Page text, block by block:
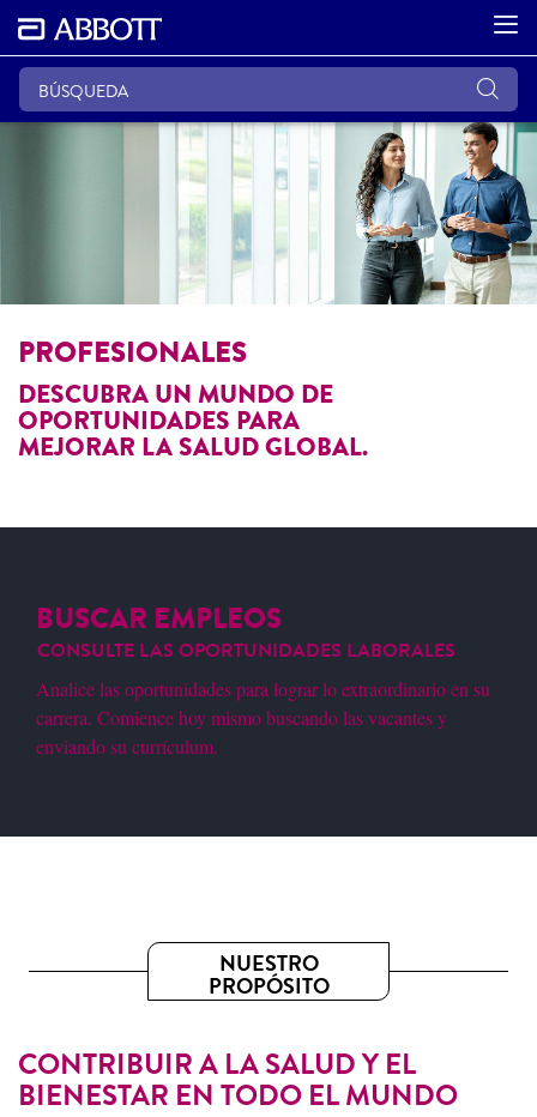
PROFESIONALES
DESCUBRA UN MUNDO DE
OPORTUNIDADES PARA
MEJORAR LA SALUD GLOBAL.
BUSCAR EMPLEOS
CONSULTE LAS OPORTUNIDADES LABORALES
Analice las oportunidades para lograr lo extraordinario en su
carrera. Comience hoy mismo buscando las vacantes y
enviando su currículum.
NUESTRO
PROPÓSITO
CONTRIBUIR A LA SALUD Y EL
BIENESTAR EN TODO EL MUNDO